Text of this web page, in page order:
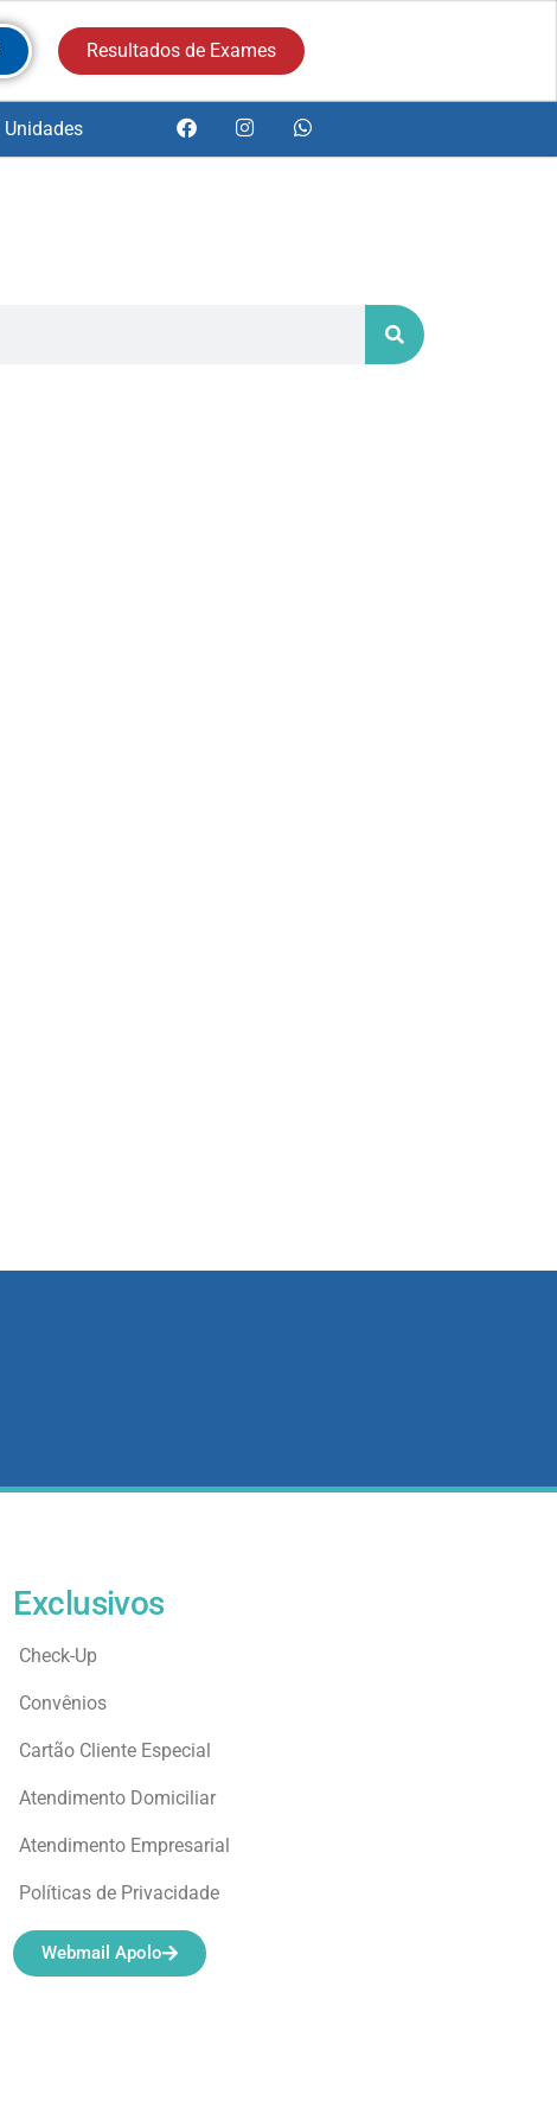
Resultados de Exames
Unidades
Exclusivos
Check-Up
Convênios
Cartão Cliente Especial
Atendimento Domiciliar
Atendimento Empresarial
Políticas de Privacidade
Webmail Apolo